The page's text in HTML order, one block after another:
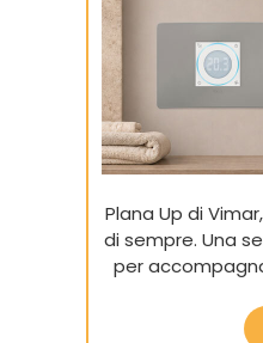
Plana Up di
di sempre. Una
per